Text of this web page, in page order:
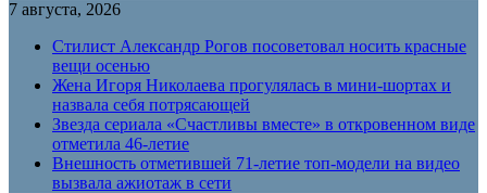
7 августа, 2026
Стилист Александр Рогов посоветовал носить красные
вещи осенью
Жена Игоря Николаева прогулялась в мини-шортах и
назвала себя потрясающей
Звезда сериала «Счастливы вместе» в откровенном виде
отметила 46-летие
Внешность отметившей 71-летие топ-модели на видео
вызвала ажиотаж в сети